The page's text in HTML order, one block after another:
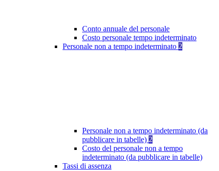
Conto annuale del personale
Costo personale tempo indeterminato
Personale non a tempo indeterminato 2
Personale non a tempo indeterminato (da
pubblicare in tabelle) 2
Costo del personale non a tempo
indeterminato (da pubblicare in tabelle)
Tassi di assenza